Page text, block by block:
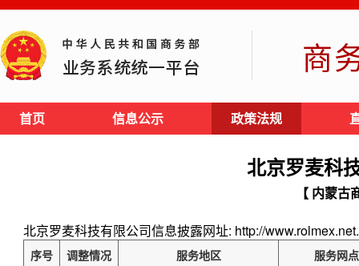
商
首页 信息公示 政策法规
北京罗麦科
【 内蒙古
北京罗麦科技有限公司信息披露网址: http://
序号 调整情况 服务地区
服务网